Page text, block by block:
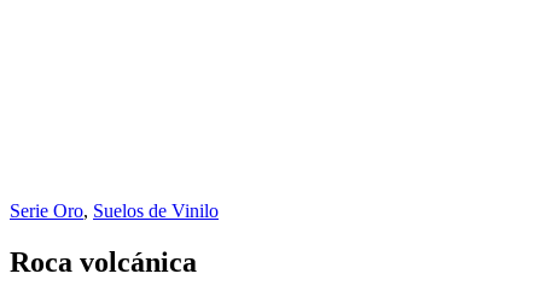
Serie Oro, Suelos de Vinilo
Roca volcánica